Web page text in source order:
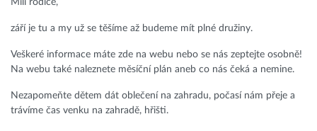
Milí rodiče,
září je tu a my už se těšíme až budeme mít plné družiny.
Veškeré informace máte zde na webu nebo se nás zeptejte osobně!
Na webu také naleznete měsíční plán aneb co nás čeká a nemine.
Nezapomeňte dětem dát oblečení na zahradu, počasí nám přeje a
trávíme čas venku na zahradě, hřišti.